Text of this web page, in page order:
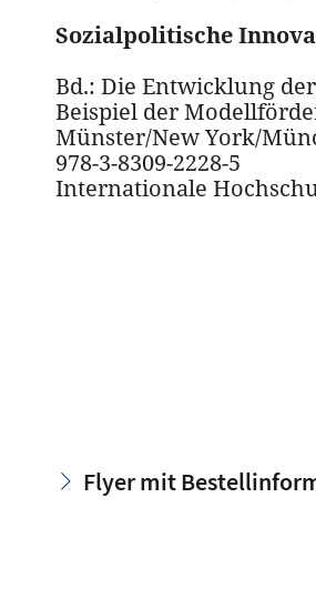
Sozialpolitische
Bd.: Die Entwicklung
Beispiel der
Münster/New York/
978-3-8309-2228-5
Internationale
Flyer mit